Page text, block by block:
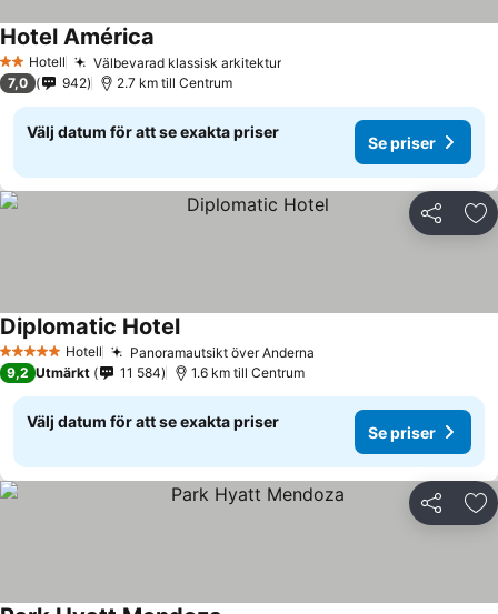
2 Stjärnor
Hotell Välbevarad klassisk arkitekturSe priser
Hotel América
7,0 942 2.7 km till Centrum
Välj datum för att se exakta priser
Se priser
Dela
5 Stjärnor Hotell Panoramautsikt över Anderna
Diplomatic HotelSe priser
9,2 Utmärkt 11 584 1.6 km till Centrum
Välj datum för att se exakta priser
Se priser
Dela